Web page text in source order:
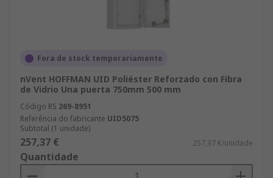
Fora de stock temporariamente
nVent HOFFMAN UID Poliéster Reforzado con Fibra
de Vidrio Una puerta 750mm 500 mm
Código RS 269-8951
Referência do fabricante UID5075
Subtotal (1 unidade)
257,37 € 257,37 €/unidade
Quantidade